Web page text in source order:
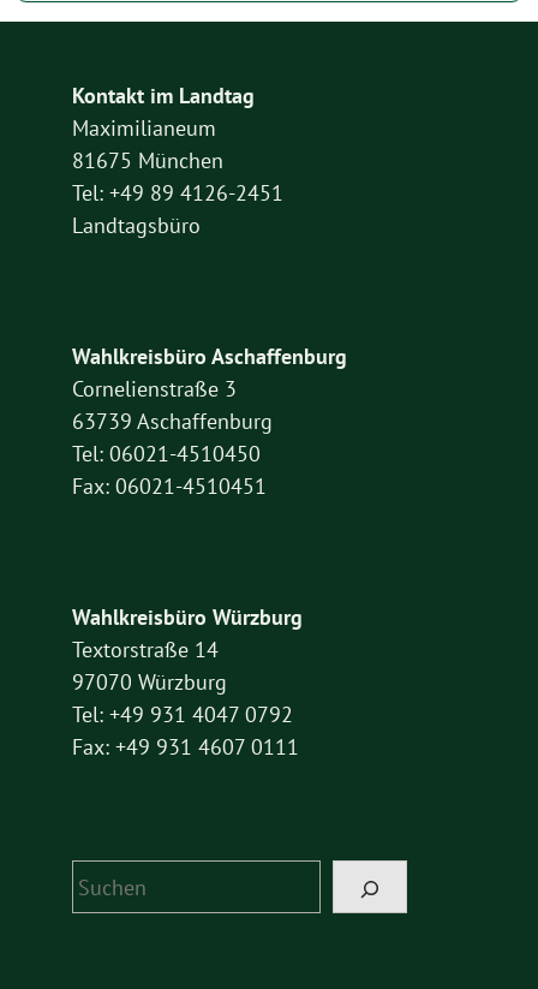
Kontakt im Landtag
Maximilianeum
81675 München
Tel: +49 89 4126-2451
Landtagsbüro
Wahlkreisbüro Aschaffenburg
Cornelienstraße 3
63739 Aschaffenburg
Tel: 06021-4510450
Fax: 06021-4510451
Wahlkreisbüro Würzburg
Textorstraße 14
97070 Würzburg
Tel: +49 931 4047 0792
Fax: +49 931 4607 0111
Suchen